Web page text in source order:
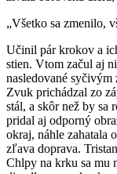
„Všetko sa zmenilo,
Učinil pár krokov a
stien. Vtom začul aj
nasledované
Zvuk prichádzal zo
stál, a skôr než by sa
pridal aj odporný
okraj, náhle zahatala
zľava doprava.
Chlpy na krku sa mu